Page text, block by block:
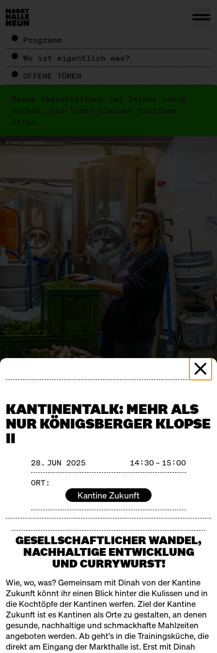
KANTINENTALK: MEHR ALS
NUR KÖNIGSBERGER KLOPSE
II
28. JUN 2025
14:30 – 15:00
ORT:
Kantine Zukunft
GESELLSCHAFTLICHER WANDEL,
NACHHALTIGE ENTWICKLUNG
UND CURRYWURST!
Wie, wo, was? Gemeinsam mit Dinah von der Kantine
Zukunft könnt ihr einen Blick hinter die Kulissen und in
die Kochtöpfe der Kantinen werfen. Ziel der Kantine
Zukunft ist es Kantinen als Orte zu gestalten, an denen
gesunde, nachhaltige und schmackhafte Mahlzeiten
angeboten werden. Ab geht's in die Trainingsküche, die
direkt am Eingang der Markthalle ist. Erst mit Dinah
Programm
Wo ist eigentlich was?
OFFENE TÜREN
Diese Veranstaltung ist leider schon
vorbei. Die Türen bleiben trotzdem
offen.
SAMSTAG, 28.06.25, 10:00 – 18:00
LOS!
Die Türen der Markthalle sind offen – klar. Und
trotzdem gibt es Ecken, Geschichten und Ideen, die
im Trubel des Alltags manchmal verborgen bleiben.
Mit "Offenen Türen" machen wir sie sichtbar.
Wie funktioniert eigentlich eine Markthalle? Wer
steckt hinter den Ständen? Wo wird hier Bier
gebraut, warum riecht es im Keller nach Kuchen –
und wie sah’s hier früher mal aus?